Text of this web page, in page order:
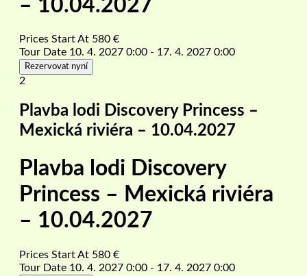
– 10.04.2027
Prices Start At 580 €
Tour Date 10. 4. 2027 0:00 - 17. 4. 2027 0:00
Rezervovat nyní
2
Plavba lodi Discovery Princess –
Mexická riviéra – 10.04.2027
Plavba lodi Discovery
Princess – Mexická riviéra
– 10.04.2027
Prices Start At 580 €
Tour Date 10. 4. 2027 0:00 - 17. 4. 2027 0:00